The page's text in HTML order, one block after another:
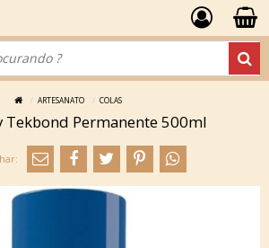
ARTESANATO COLAS
Tekbond Permanente 500ml